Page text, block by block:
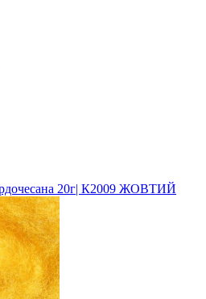
20г| К2009 ЖОВТИЙ